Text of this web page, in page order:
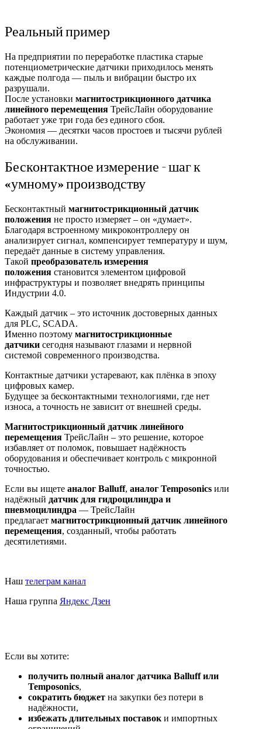
Реальный пример
На предприятии по переработке пластика старые
потенциометрические датчики приходилось менять
каждые полгода — пыль и вибрации быстро их
разрушали.
После установки магнитострикционного датчика
линейного перемещения ТрейсЛайн оборудование
работает уже три года без единого сбоя.
Экономия — десятки часов простоев и тысячи рублей
на обслуживании.
Бесконтактное измерение - шаг к
«умному» производству
Бесконтактный магнитострикционный датчик
положения не просто измеряет – он «думает».
Благодаря встроенному микроконтроллеру он
анализирует сигнал, компенсирует температуру и шум,
передаёт данные в систему управления.
Такой преобразователь измерения
положения становится элементом цифровой
инфраструктуры и позволяет внедрять принципы
Индустрии 4.0.
Каждый датчик – это источник достоверных данных
для PLC, SCADA.
Именно поэтому магнитострикционные
датчики сегодня называют глазами и нервной
системой современного производства.
Контактные датчики устаревают, как плёнка в эпоху
цифровых камер.
Будущее за бесконтактными технологиями, где нет
износа, а точность не зависит от внешней среды.
Магнитострикционный датчик линейного
перемещения ТрейсЛайн – это решение, которое
избавляет от поломок, повышает надёжность
оборудования и обеспечивает контроль с микронной
точностью.
Если вы ищете аналог Balluff, аналог Temposonics или
надёжный датчик для гидроцилиндра и
пневмоцилиндра — ТрейсЛайн
предлагает магнитострикционный датчик линейного
перемещения, созданный, чтобы работать
десятилетиями.
Наш телеграм канал
Наша группа Яндекс Дзен
Если вы хотите:
получить полный аналог датчика Balluff или
Temposonics,
сократить бюджет на закупки без потери в
надёжности,
избежать длительных поставок и импортных